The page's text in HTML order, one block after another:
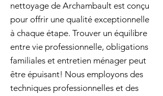
nettoyage de Archambault est conçu
pour offrir une qualité exceptionnelle
à chaque étape. Trouver un équilibre
entre vie professionnelle, obligations
familiales et entretien ménager peut
être épuisant! Nous employons des
techniques professionnelles et des